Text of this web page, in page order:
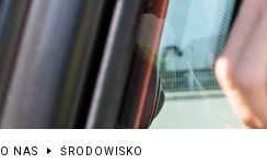
O NAS ŚRODOWISKO